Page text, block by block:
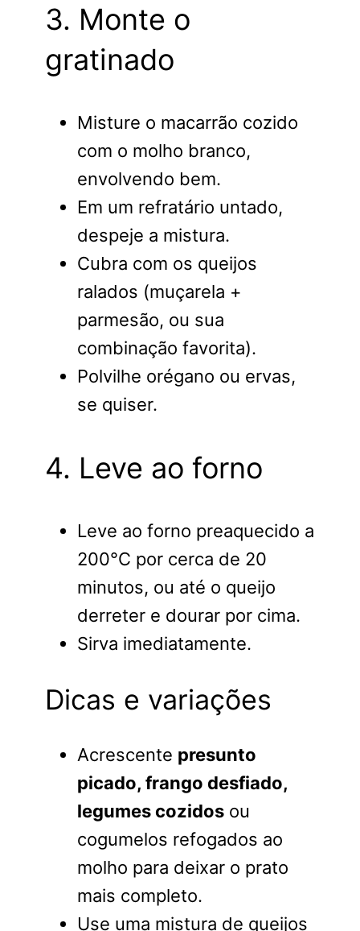
3. Monte o
gratinado
Misture o macarrão cozido
com o molho branco,
envolvendo bem.
Em um refratário untado,
despeje a mistura.
Cubra com os queijos
ralados (muçarela +
parmesão, ou sua
combinação favorita).
Polvilhe orégano ou ervas,
se quiser.
4. Leve ao forno
Leve ao forno preaquecido a
200°C por cerca de 20
minutos, ou até o queijo
derreter e dourar por cima.
Sirva imediatamente.
Dicas e variações
Acrescente presunto
picado, frango desfiado,
legumes cozidos ou
cogumelos refogados ao
molho para deixar o prato
mais completo.
Use uma mistura de queijos